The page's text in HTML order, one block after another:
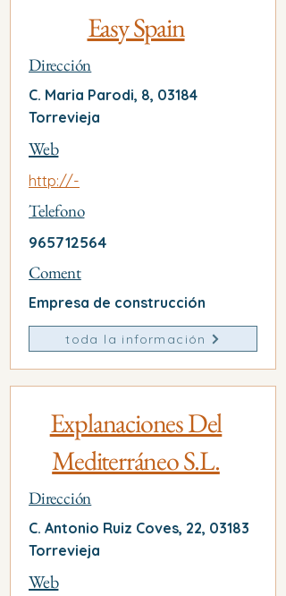
Easy Spain
Dirección
C. Maria Parodi, 8, 03184
Torrevieja
Web
http://-
Telefono
965712564
Coment
Empresa de construcción
toda la información
Explanaciones Del
Mediterráneo S.L.
Dirección
C. Antonio Ruiz Coves, 22, 03183
Torrevieja
Web